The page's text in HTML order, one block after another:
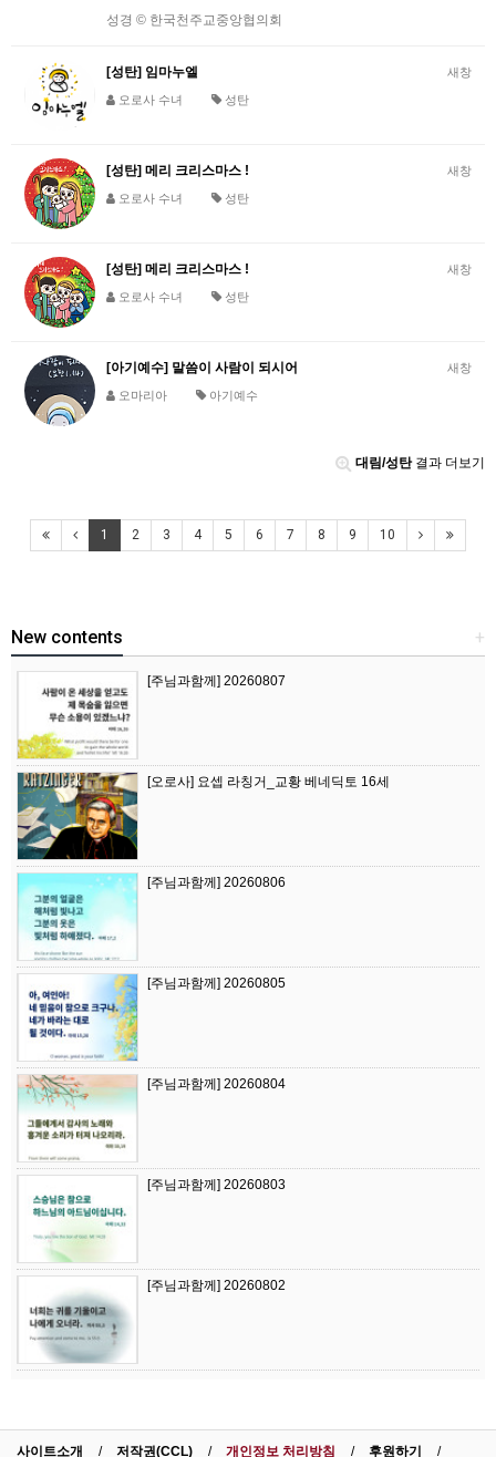
성경 © 한국천주교중앙협의회
새창
[성탄] 임마누엘
오로사 수녀 성탄
새창
[성탄] 메리 크리스마스 !
오로사 수녀 성탄
새창
[성탄] 메리 크리스마스 !
오로사 수녀 성탄
새창
[아기예수] 말씀이 사람이 되시어
오마리아 아기예수
대림/성탄결과 더보기
1 2 3 4 5 6 7 8 9 10
+
New contents
[주님과함께] 20260807
[오로사] 요셉 라칭거_교황 베네딕토 16세
[주님과함께] 20260806
[주님과함께] 20260805
[주님과함께] 20260804
[주님과함께] 20260803
[주님과함께] 20260802
사이트소개 저작권(CCL) 개인정보 처리방침 후원하기